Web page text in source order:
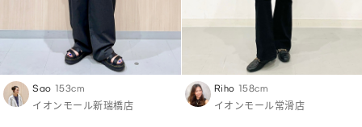
Sao 153cm
イオンモール新瑞橋店
Riho 158cm
イオンモール常滑店